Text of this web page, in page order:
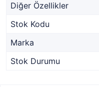
Diğer Özellikler
Stok Kodu
Marka
Stok Durumu